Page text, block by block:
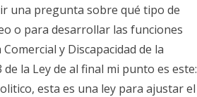
una pregunta sobre qué tipo de
o para desarrollar las funciones
y Discapacidad de la
la Ley de al final mi punto es este:
esta es una ley para ajustar el